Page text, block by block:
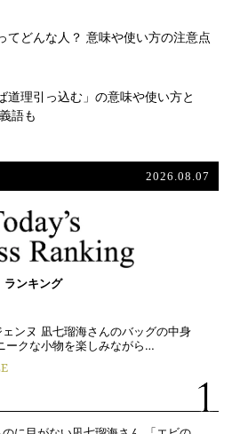
てどんな人？ 意味や使い方の注意点
道理引っ込む」の意味や使い方と
語も
2026.08.07
ランキング
ェンヌ 凪七瑠海さんのバッグの中身
ークな小物を楽しみながら…